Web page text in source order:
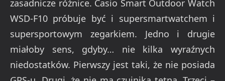
zasadnicze różnice. Casio Smart Outdoor Watch
WSD-F10 próbuje być i supersmartwatchem i
supersportowym zegarkiem. Jedno i drugie
miałoby sens, gdyby… nie kilka wyraźnych
niedostatków. Pierwszy jest taki, że nie posiada